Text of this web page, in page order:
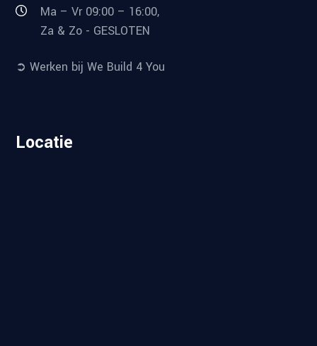
Ma – Vr 09:00 – 16:00,
Za & Zo - GESLOTEN
➲ Werken bij We Build 4 You
Locatie